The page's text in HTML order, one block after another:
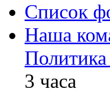
Список
Наша
3 часа